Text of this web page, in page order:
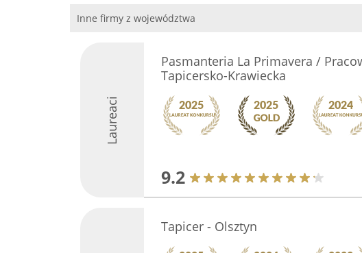
Inne firmy z województwa
Laureaci
Pasmanteria La Primavera /
Tapicersko-Krawiecka
9.2
Tapicer - Olsztyn